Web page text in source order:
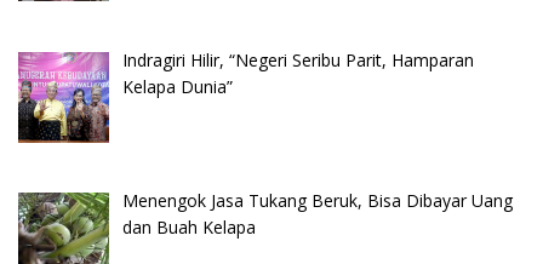
Indragiri Hilir, “Negeri Seribu Parit, Hamparan
Kelapa Dunia”
Menengok Jasa Tukang Beruk, Bisa Dibayar Uang
dan Buah Kelapa